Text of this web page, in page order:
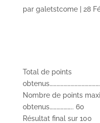
par galetstcome| 28
Total de points
Nombre de points
obtenus……………….. 60
Résultat final sur 100